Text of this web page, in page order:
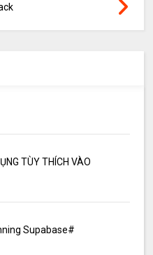
TÙY THÍCH VÀO
Supabase#